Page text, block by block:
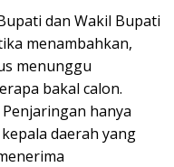
dan Wakil Bupati
menambahkan,
menunggu
bakal calon.
hanya
daerah yang